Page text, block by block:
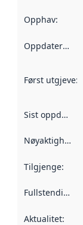
Opphav:
Oppdateringsfrekvens
Først utgjeve:
Sist oppdatert
Nøyaktigheit
Tilgjenge:
Fullstendigheit
Aktualitet: